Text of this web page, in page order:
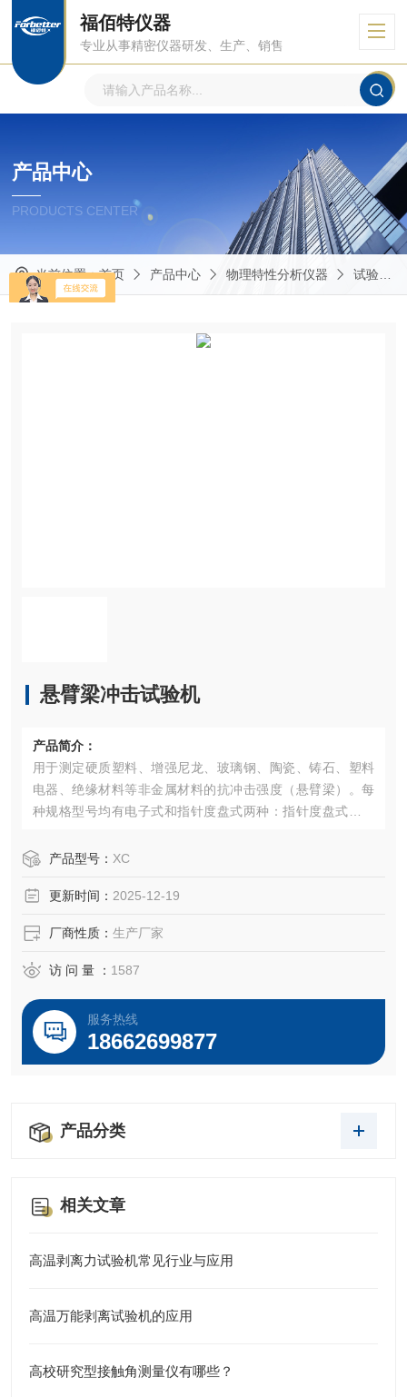
福佰特仪器
专业从事精密仪器研发、生产、销售
产品中心
PRODUCTS CENTER
当前位置：首页 产品中心 物理特性分析仪器 试验机
悬臂梁冲击试验机
产品简介：
用于测定硬质塑料、增强尼龙、玻璃钢、陶瓷、铸石、塑料
电器、绝缘材料等非金属材料的抗冲击强度（悬臂梁）。每
种规格型号均有电子式和指针度盘式两种：指针度盘式冲击
验机产品型号： XC
更新时间： 2025-12-19
厂商性质： 生产厂家
访 问 量 ： 1587
服务热线
18662699877
产品分类
相关文章
高温剥离力试验机常见行业与应用
高温万能剥离试验机的应用
高校研究型接触角测量仪有哪些？